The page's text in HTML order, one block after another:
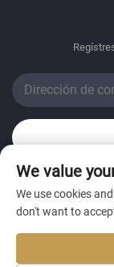
We value
We use cookies
don't want to